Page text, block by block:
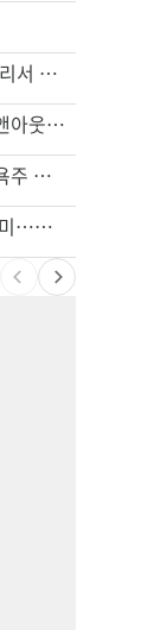
광고판 안에 사람이 산다?…LA 거리서 화제
드라이브스루서 시작된 총격…인앤아웃 참사 영상 공개
변호사시험 중 심정지 온 한인, 뉴욕주 제소
한인 노린 860만불 보이스피싱 덜미…영사관·한국 검찰 사칭